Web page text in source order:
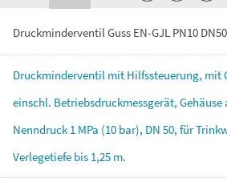
Druckminderventil Guss EN-GJL PN10 DN50
Druckminderventil mit Hilfssteuerung, mit
einschl. Betriebsdruckmessgerät, Gehäuse
Nenndruck 1 MPa (10 bar), DN 50, für
Verlegetiefe bis 1,25 m.